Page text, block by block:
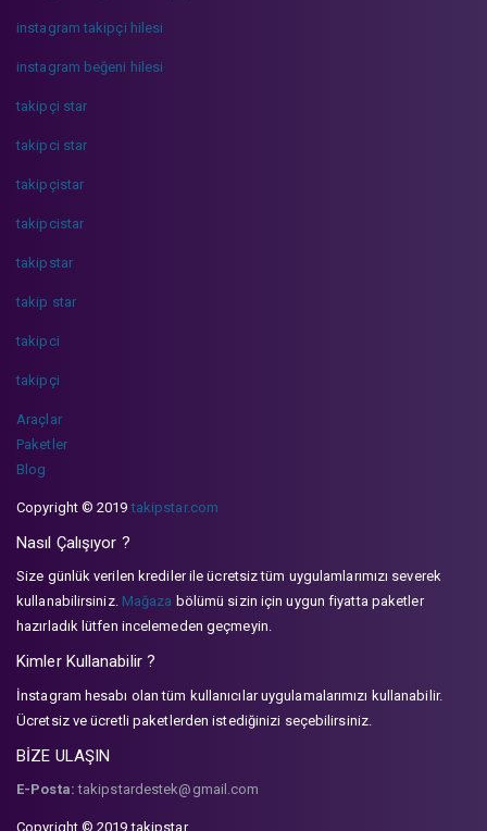
instagram takipçi hilesi
instagram beğeni hilesi
takipçi star
takipci star
takipçistar
takipcistar
takipstar
takip star
takipci
takipçi
Araçlar
Paketler
Blog
Copyright © 2019takipstar.com
Nasıl Çalışıyor ?
Size günlük verilen krediler ile ücretsiz tüm uygulamlarımızı severek
kullanabilirsiniz. Mağaza bölümü sizin için uygun fiyatta paketler
hazırladık lütfen incelemeden geçmeyin.
Kimler Kullanabilir ?
İnstagram hesabı olan tüm kullanıcılar uygulamalarımızı kullanabilir.
Ücretsiz ve ücretli paketlerden istediğinizi seçebilirsiniz.
BİZE ULAŞIN
E-Posta: takipstardestek@gmail.com
Copyright © 2019 takipstar.